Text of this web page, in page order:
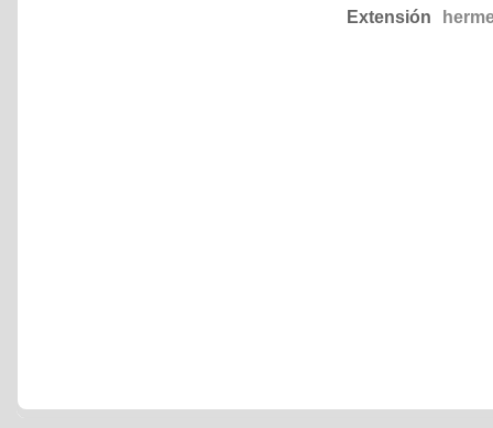
Extensión